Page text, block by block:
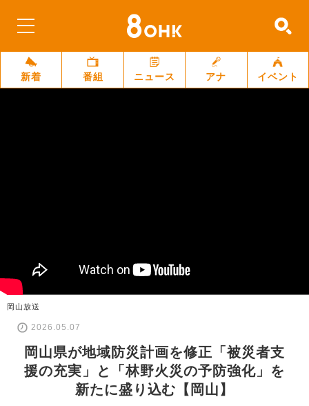
新着 番組 ニュース アナ イベント
岡山放送
2026.05.07
岡山県が地域防災計画を修正「被災者支
援の充実」と「林野火災の予防強化」を
新たに盛り込む【岡山】